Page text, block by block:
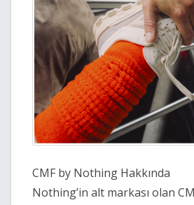
CMF by Nothing Hakkında
Nothing’in alt markası olan